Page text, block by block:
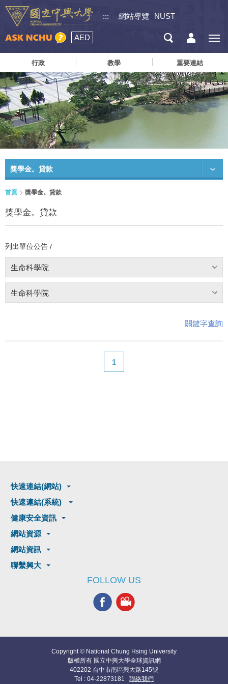
::: 網站導覽 NUST
AED
行政 教學 重要連結
獎學金。貸款
首頁 獎學金。貸款
獎學金。貸款
列出單位公告 /
生命科學院
生命科學院
關鍵字查詢
1
快速連結(網站)
快速連結(系統)
健康安全資訊
網站資源
網站資訊
聯繫興大
FOLLOW US
Copyright © National Chung Hsing University
版權所有 國立中興大學全球資訊網
402202 台中市南區興大路145號
Tel : 04-22873181 聯絡我們